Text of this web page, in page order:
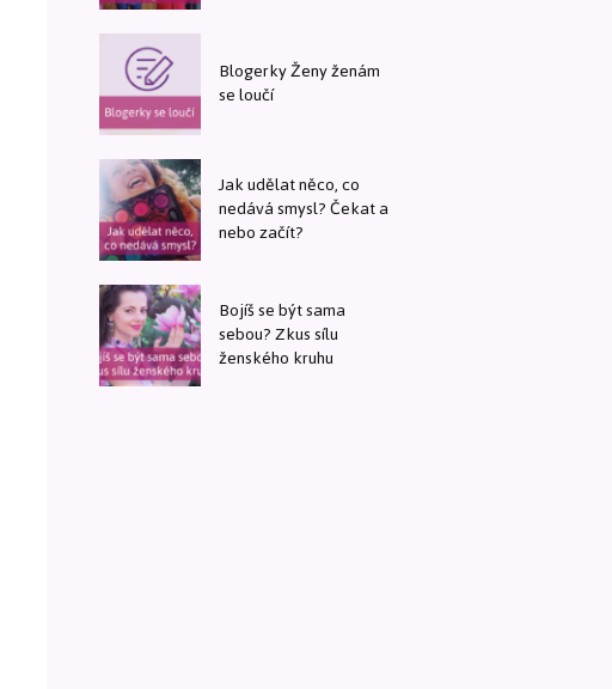
Blogerky Ženy ženám
se loučí
Jak udělat něco, co
nedává smysl? Čekat a
nebo začít?
Bojíš se být sama
sebou? Zkus sílu
ženského kruhu